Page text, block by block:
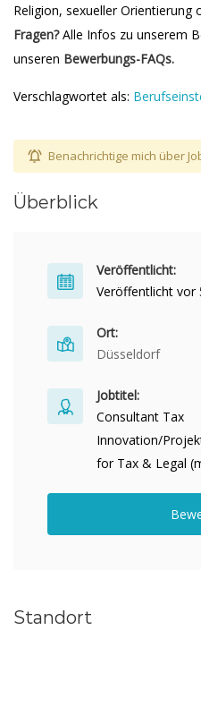
Religion, sexueller Orientierung
Fragen?Alle Infos zu unserem
unseren Bewerbungs-FAQs.
Verschlagwortet als:
Benachrichtige mich über
Überblick
Veröffentlicht:
Veröffentlicht vor
Ort:
Düsseldorf
Jobtitel:
Consultant Tax
Innovation/
for Tax & Legal
Standort